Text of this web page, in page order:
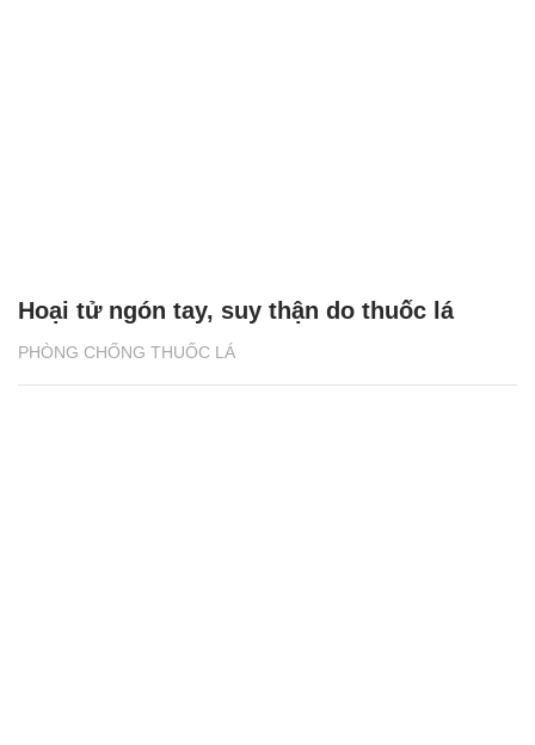
PHÒNG CHỐNG THUỐC LÁ
Hoại tử ngón tay, suy thận do thuốc lá